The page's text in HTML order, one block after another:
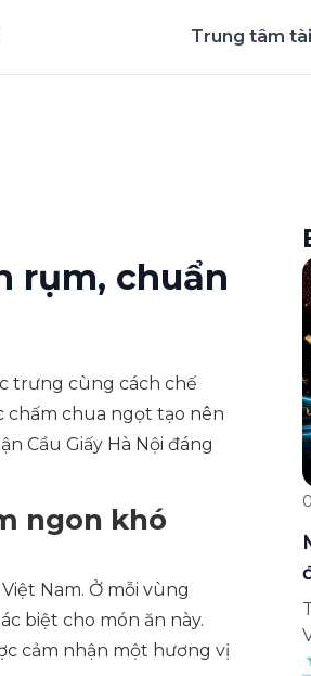
Trung tâm
rụm, chuẩn
trưng cùng cách chế
chấm chua ngọt tạo nên
Cầu Giấy Hà Nội đáng
ngon khó
Nam. Ở mỗi vùng
biệt cho món ăn này.
cảm nhận một hương vị